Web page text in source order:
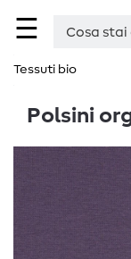
☰
Tessuti bio
Polsini